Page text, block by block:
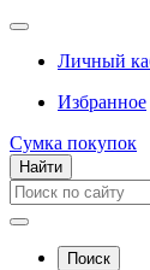
Личный
Избранное
Сумка покупок
Найти
Поиск